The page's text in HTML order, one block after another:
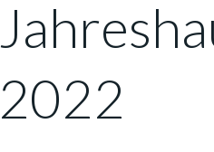
2022